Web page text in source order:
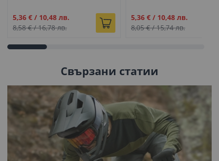
Промо
цена
5,36 € / 10,48 лв.
8,58 €/16,78 лв.
Промо
цена
5,36 €/ 10,48 лв.
8,05 €/15,74 лв.
Свързани статии